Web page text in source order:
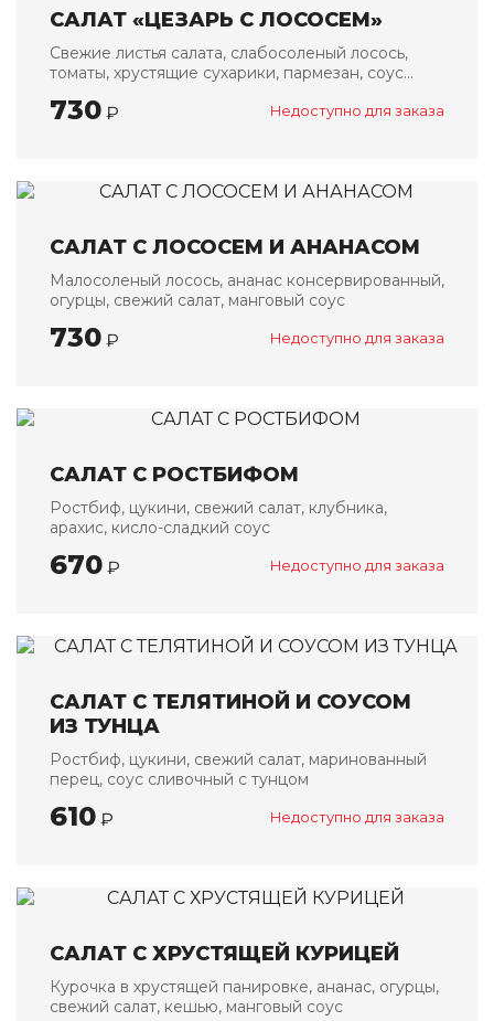
САЛАТ «ЦЕЗАРЬ С ЛОСОСЕМ»
Свежие листья салата, слабосоленый лосось,
томаты, хрустящие сухарики, пармезан, соус
730 ₽ Недоступно для заказа
САЛАТ С ЛОСОСЕМ И АНАНАСОМ
Малосоленый лосось, ананас консервированный,
огурцы, свежий салат, манговый соус
730 ₽ Недоступно для заказа
САЛАТ С РОСТБИФОМ
Ростбиф, цукини, свежий салат, клубника,
арахис, кисло-сладкий соус
670 ₽ Недоступно для заказа
САЛАТ С ТЕЛЯТИНОЙ И СОУСОМ
ИЗ ТУНЦА
Ростбиф, цукини, свежий салат, маринованный
перец, соус сливочный с тунцом
610 ₽ Недоступно для заказа
САЛАТ С ХРУСТЯЩЕЙ КУРИЦЕЙ
Курочка в хрустящей панировке, ананас, огурцы,
свежий салат, кешью, манговый соус